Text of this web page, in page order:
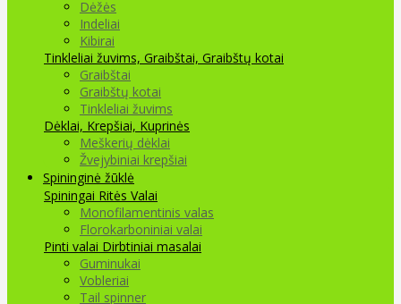
Dėžės
Indeliai
Kibirai
Tinkleliai žuvims, Graibštai, Graibštų kotai
Graibštai
Graibštų kotai
Tinkleliai žuvims
Dėklai, Krepšiai, Kuprinės
Meškerių dėklai
Žvejybiniai krepšiai
Spininginė žūklė
Spiningai Ritės Valai
Monofilamentinis valas
Florokarboniniai valai
Pinti valai Dirbtiniai masalai
Guminukai
Vobleriai
Tail spinner